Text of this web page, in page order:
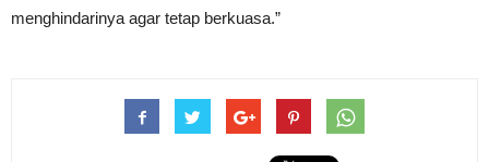
menghindarinya agar tetap berkuasa.”